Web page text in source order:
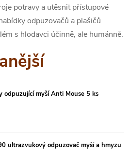
potravy a utěsnit přístupové
odpuzovačů a plašičů
s hlodavci účinně, ale humánně.
odpuzující myší Anti Mouse 5 ks
ultrazvukový odpuzovač myší a hmyzu